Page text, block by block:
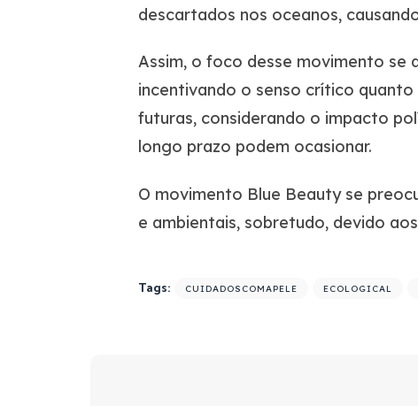
descartados nos oceanos,
Assim, o foco desse movimento se
incentivando o senso crítico
futuras, considerando o impacto
longo prazo podem ocasionar.
O movimento Blue Beauty se
e ambientais, sobretudo, devido
Tags: CUIDADOSCOMAPELE ECOLOGICAL